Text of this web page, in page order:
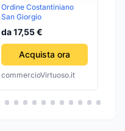
San Giorgio
Ordine Costantiniano
San Giorgio
da 17,55 €
Acquista ora
commercioVirtuoso.it